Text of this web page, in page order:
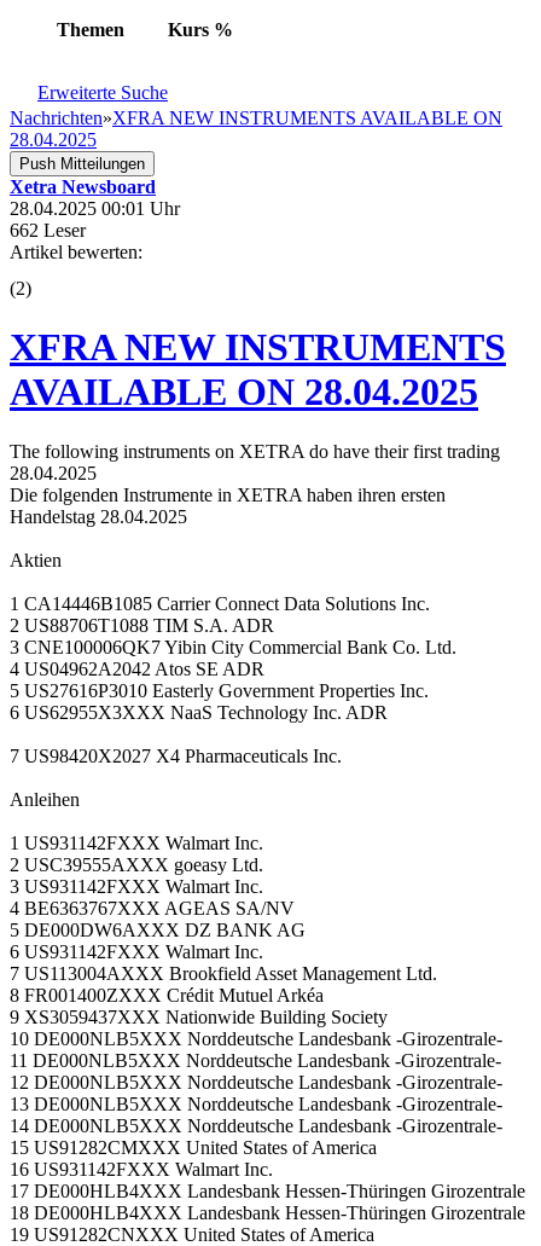
Themen Kurs %
Erweiterte Suche
Nachrichten»XFRA NEW INSTRUMENTS AVAILABLE ON
28.04.2025
Push Mitteilungen
Xetra Newsboard
28.04.2025 00:01 Uhr
662 Leser
Artikel bewerten:
(2)
XFRA NEW INSTRUMENTS
AVAILABLE ON 28.04.2025
The following instruments on XETRA do have their first trading
28.04.2025
Die folgenden Instrumente in XETRA haben ihren ersten
Handelstag 28.04.2025
Aktien
1 CA14446B1085 Carrier Connect Data Solutions Inc.
2 US88706T1088 TIM S.A. ADR
3 CNE100006QK7 Yibin City Commercial Bank Co. Ltd.
4 US04962A2042 Atos SE ADR
5 US27616P3010 Easterly Government Properties Inc.
6 US62955X3XXX NaaS Technology Inc. ADR
7 US98420X2027 X4 Pharmaceuticals Inc.
Anleihen
1 US931142FXXX Walmart Inc.
2 USC39555AXXX goeasy Ltd.
3 US931142FXXX Walmart Inc.
4 BE6363767XXX AGEAS SA/NV
5 DE000DW6AXXX DZ BANK AG
6 US931142FXXX Walmart Inc.
7 US113004AXXX Brookfield Asset Management Ltd.
8 FR001400ZXXX Crédit Mutuel Arkéa
9 XS3059437XXX Nationwide Building Society
10 DE000NLB5XXX Norddeutsche Landesbank -Girozentrale-
11 DE000NLB5XXX Norddeutsche Landesbank -Girozentrale-
12 DE000NLB5XXX Norddeutsche Landesbank -Girozentrale-
13 DE000NLB5XXX Norddeutsche Landesbank -Girozentrale-
14 DE000NLB5XXX Norddeutsche Landesbank -Girozentrale-
15 US91282CMXXX United States of America
16 US931142FXXX Walmart Inc.
17 DE000HLB4XXX Landesbank Hessen-Thüringen Girozentrale
18 DE000HLB4XXX Landesbank Hessen-Thüringen Girozentrale
19 US91282CNXXX United States of America